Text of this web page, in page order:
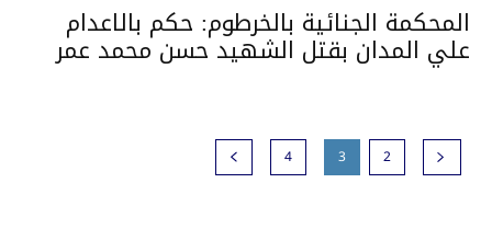
المحكمة الجنائية بالخرطوم: حكم بالاعدام
علي المدان بقتل الشهيد حسن محمد عمر
2
3
4